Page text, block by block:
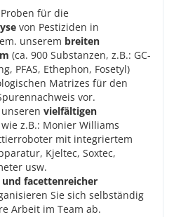
für die
von Pestiziden in
unserem breiten
(ca. 900 Substanzen, z.B.: GC-
PFAS, Ethephon, Fosetyl)
Matrizes für den
vor.
vielfältigen
wie z.B.: Monier Williams
mit integriertem
Kjeltec, Soxtec,
usw.
facettenreicher
Sie sich selbständig
Arbeit im Team ab.